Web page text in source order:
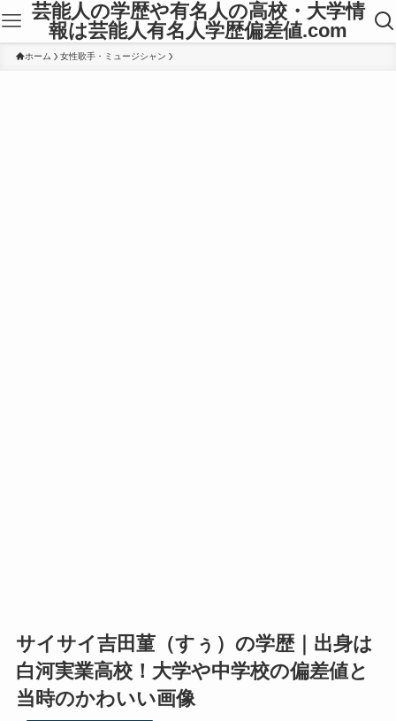
芸能人の学歴や有名人の高校・大学情
報は芸能人有名人学歴偏差値.com
ホーム 女性歌手・ミュージシャン
サイサイ吉田菫（すぅ）の学歴｜出身は
白河実業高校！大学や中学校の偏差値と
当時のかわいい画像